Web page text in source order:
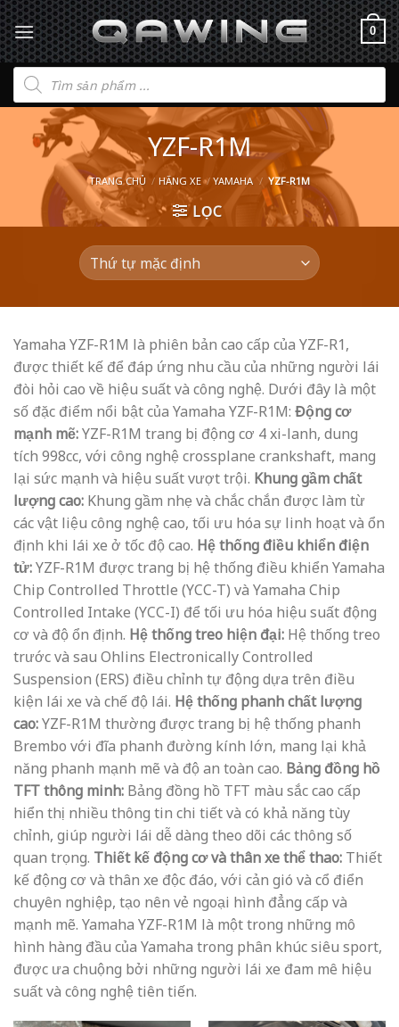
0
Tìm
kiếm
sản
phẩm
YZF-R1M
TRANG CHỦ / HÃNG XE / YAMAHA / YZF-R1M
LỌC
Yamaha YZF-R1M là phiên bản cao cấp của YZF-R1,
được thiết kế để đáp ứng nhu cầu của những người lái
đòi hỏi cao về hiệu suất và công nghệ. Dưới đây là một
số đặc điểm nổi bật của Yamaha YZF-R1M: Động cơ
mạnh mẽ:YZF-R1M trang bị động cơ 4 xi-lanh, dung
tích 998cc, với công nghệ crossplane crankshaft, mang
lại sức mạnh và hiệu suất vượt trội. Khung gầm chất
lượng cao: Khung gầm nhẹ và chắc chắn được làm từ
các vật liệu công nghệ cao, tối ưu hóa sự linh hoạt và ổn
định khi lái xe ở tốc độ cao. Hệ thống điều khiển điện
tử:YZF-R1M được trang bị hệ thống điều khiển Yamaha
Chip Controlled Throttle (YCC-T) và Yamaha Chip
Controlled Intake (YCC-I) để tối ưu hóa hiệu suất động
cơ và độ ổn định. Hệ thống treo hiện đại: Hệ thống treo
trước và sau Ohlins Electronically Controlled
Suspension (ERS) điều chỉnh tự động dựa trên điều
kiện lái xe và chế độ lái. Hệ thống phanh chất lượng
cao:YZF-R1M thường được trang bị hệ thống phanh
Brembo với đĩa phanh đường kính lớn, mang lại khả
năng phanh mạnh mẽ và độ an toàn cao. Bảng đồng hồ
TFT thông minh: Bảng đồng hồ TFT màu sắc cao cấp
hiển thị nhiều thông tin chi tiết và có khả năng tùy
chỉnh, giúp người lái dễ dàng theo dõi các thông số
quan trọng. Thiết kế động cơ và thân xe thể thao: Thiết
kế động cơ và thân xe độc đáo, với cản gió và cổ điển
chuyên nghiệp, tạo nên vẻ ngoại hình đẳng cấp và
mạnh mẽ. Yamaha YZF-R1M là một trong những mô
hình hàng đầu của Yamaha trong phân khúc siêu sport,
được ưa chuộng bởi những người lái xe đam mê hiệu
suất và công nghệ tiên tiến.